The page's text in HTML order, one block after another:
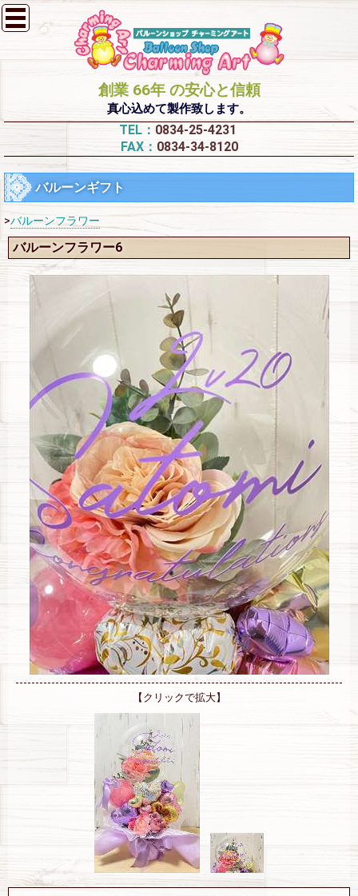
創業 66年 の安心と信頼
真心込めて製作致します。
TEL： 0834-25-4231
FAX： 0834-34-8120
バルーンギフト
>バルーンフラワー
バルーンフラワー6
【クリックで拡大】